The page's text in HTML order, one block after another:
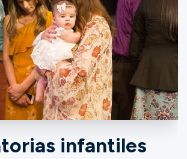
infantiles